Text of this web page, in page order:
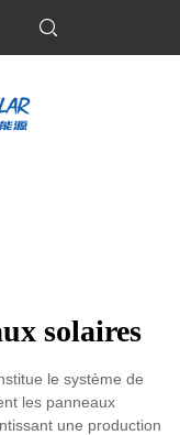
solaires
le système de
les panneaux
une production